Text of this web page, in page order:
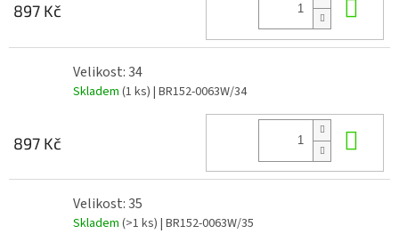
897 Kč
Velikost: 34
Skladem (1 ks) | BR152-0063W/34
897 Kč
Velikost: 35
Skladem (>1 ks) | BR152-0063W/35